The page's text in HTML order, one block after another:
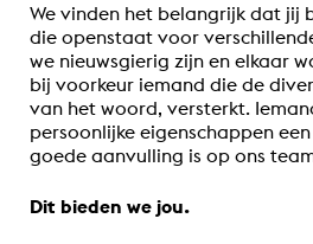
We vinden het belangrijk dat jij
die openstaat voor
we nieuwsgierig zijn en elkaar
bij voorkeur iemand die de
van het woord, versterkt.
persoonlijke eigenschappen
goede aanvulling is op ons
Dit bieden we jou.